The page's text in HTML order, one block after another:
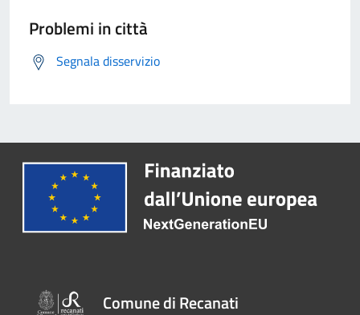
Problemi in città
Segnala disservizio
Comune di Recanati